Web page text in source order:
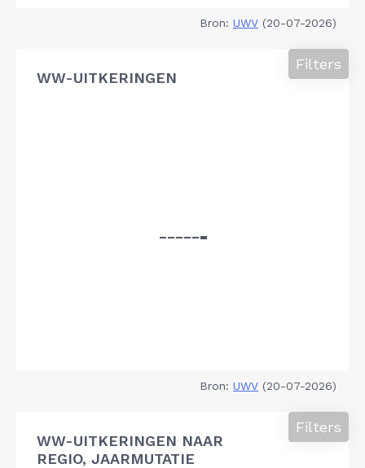
Bron: UWV (20-07-2026)
WW-UITKERINGEN
Filters
Bron: UWV (20-07-2026)
WW-UITKERINGEN NAAR
REGIO, JAARMUTATIE
Filters